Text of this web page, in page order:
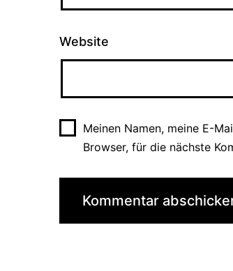
Website
Meinen Namen, meine E-
Browser, für die nächste